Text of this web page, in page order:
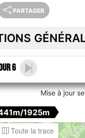
PARTAGER
6
Mise à jour
1925m
Toute la trace